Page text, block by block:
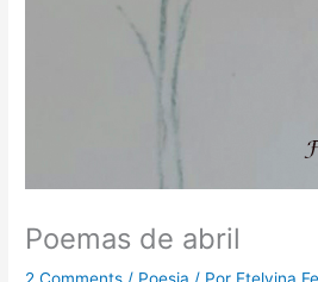
Poemas de abril
2 Comments / Poesia / Por Etelvina